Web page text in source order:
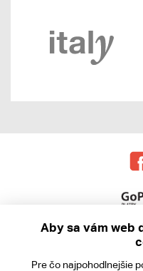
Aby sa vám web
Pre čo najpohodlnejšie